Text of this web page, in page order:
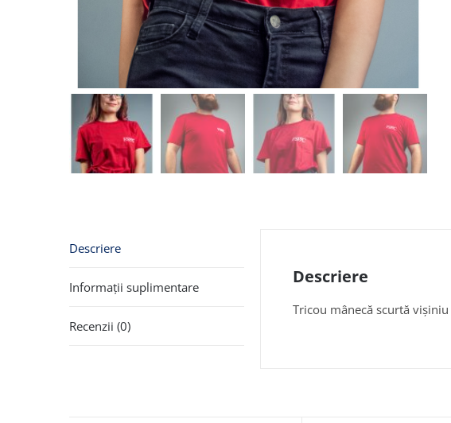
Descriere
Informații suplimentare
Recenzii (0)
Descriere
Tricou mânecă scurtă vișiniu